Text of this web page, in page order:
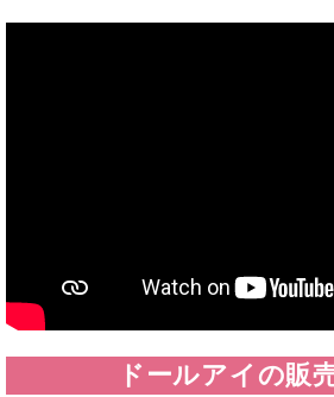
ドールアイの販